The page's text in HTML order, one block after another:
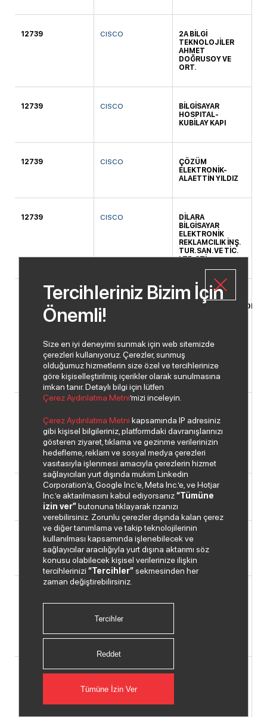
12739 CISCO
2A BİLGİ
TEKNOLOJİLER
AHMET
DOĞRUSOY VE
ORT.
12739 CISCO
BİLGİSAYAR
HOSPITAL-
KUBİLAY KAPI
12739 CISCO
ÇÖZÜM
ELEKTRONİK-
ALAETTİN YILDIZ
12739 CISCO
DİLARA
BİLGİSAYAR
ELEKTRONİK
REKLAMCILIK İNŞ.
TUR. SAN. VE TİC.
LTD. ŞTİ.
CISCO
ELİT
TELEKOMÜNİKASYON
KİRALAMA VE
HAYVANCILIK
SANAYİ VE
TİCARET LİMİTED
ŞİRKETİ
ELEKTRONİK
İNŞAAT GIDA
TURİZM SANAYİ VE
TİCARET LİMİTED
ŞİRKETİ
CISCO
İLHAN AKYOL -
EBRU ELEKTRONİK
CISCO
KFK MEDYA
SANAYİ VE
TİCARET LTD.
CISCO
Tercihleriniz Bizim İçin
Önemli!
Size en iyi deneyimi sunmak için web sitemizde
çerezleri kullanıyoruz. Çerezler, sunmuş
olduğumuz hizmetlerin size özel ve tercihlerinize
göre kişiselleştirilmiş içerikler olarak sunulmasına
imkan tanır. Detaylı bilgi için lütfen
Çerez Aydınlatma Metni’mizi inceleyin.
Çerez Aydınlatma Metni kapsamında IP adresiniz
gibi kişisel bilgileriniz, platformdaki davranışlarınızı
gösteren ziyaret, tıklama ve gezinme verilerinizin
hedefleme, reklam ve sosyal medya çerezleri
vasıtasıyla işlenmesi amacıyla çerezlerin hizmet
sağlayıcıları yurt dışında mukim Linkedin
Corporation’a, Google Inc.’e, Meta Inc.’e, ve Hotjar
Inc.’e aktarılmasını kabul ediyorsanız“Tümüne
izin ver”butonuna tıklayarak rızanızı
verebilirsiniz. Zorunlu çerezler dışında kalan çerez
ve diğer tanımlama ve takip teknolojilerinin
kullanılması kapsamında işlenebilecek ve
sağlayıcılar aracılığıyla yurt dışına aktarımı söz
konusu olabilecek kişisel verilerinize ilişkin
tercihlerinizi“Tercihler”sekmesinden her
zaman değiştirebilirsiniz.
Tercihler
Reddet
Tümüne İzin Ver